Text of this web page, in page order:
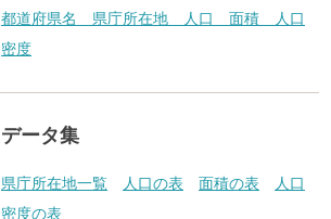
都道府県名 県庁所在地 人口 面積 人口
密度
データ集
県庁所在地一覧 人口の表 面積の表
人口
密度の表